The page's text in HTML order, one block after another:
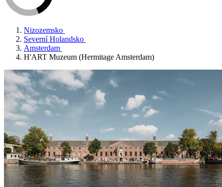
Nizozemsko
Severní Holandsko
Amsterdam
H'ART Muzeum (Hermitage Amsterdam)